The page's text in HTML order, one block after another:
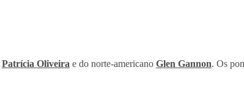
Patrícia Oliveira e do norte-americano Glen Gannon. Os